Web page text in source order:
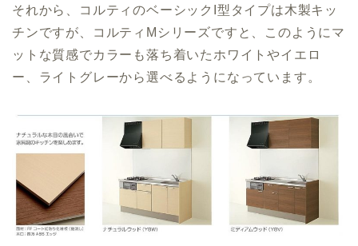
それから、コルティのベーシックI型タイプは木製キッ
チンですが、コルティMシリーズですと、このようにマ
ットな質感でカラーも落ち着いたホワイトやイエロ
ー、ライトグレーから選べるようになっています。